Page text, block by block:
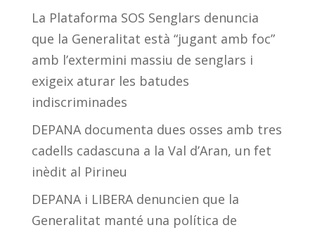
La Plataforma SOS Senglars denuncia
que la Generalitat està “jugant amb foc”
amb l’extermini massiu de senglars i
exigeix aturar les batudes
indiscriminades
DEPANA documenta dues osses amb tres
cadells cadascuna a la Val d’Aran, un fet
inèdit al Pirineu
DEPANA i LIBERA denuncien que la
Generalitat manté una política de